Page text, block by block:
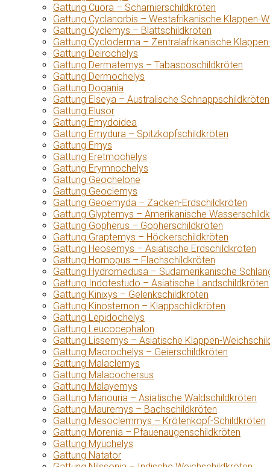
Gattung Cuora – Scharnierschildkröten
Gattung Cyclanorbis – Westafrikanische Klappen-
Gattung Cyclemys – Blattschildkröten
Gattung Cycloderma – Zentralafrikanische
Gattung Deirochelys
Gattung Dermatemys – Tabascoschildkröten
Gattung Dermochelys
Gattung Dogania
Gattung Elseya – Australische Schnappschildkröten
Gattung Elusor
Gattung Emydoidea
Gattung Emydura – Spitzkopfschildkröten
Gattung Emys
Gattung Eretmochelys
Gattung Erymnochelys
Gattung Geochelone
Gattung Geoclemys
Gattung Geoemyda – Zacken-Erdschildkröten
Gattung Glyptemys – Amerikanische
Gattung Gopherus – Gopherschildkröten
Gattung Graptemys – Höckerschildkröten
Gattung Heosemys – Asiatische Erdschildkröten
Gattung Homopus – Flachschildkröten
Gattung Hydromedusa – Südamerikanische
Gattung Indotestudo – Asiatische Landschildkröten
Gattung Kinixys – Gelenkschildkröten
Gattung Kinosternon – Klappschildkröten
Gattung Lepidochelys
Gattung Leucocephalon
Gattung Lissemys – Asiatische Klappen-
Gattung Macrochelys – Geierschildkröten
Gattung Malaclemys
Gattung Malacochersus
Gattung Malayemys
Gattung Manouria – Asiatische Waldschildkröten
Gattung Mauremys – Bachschildkröten
Gattung Mesoclemmys – Krötenkopf-Schildkröten
Gattung Morenia – Pfauenaugenschildkröten
Gattung Myuchelys
Gattung Natator